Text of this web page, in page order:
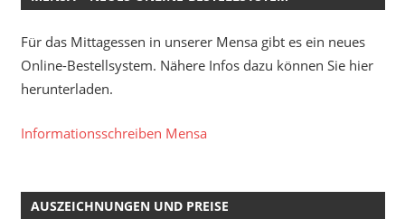
Für das Mittagessen in unserer Mensa gibt es ein neues
Online-Bestellsystem. Nähere Infos dazu können Sie hier
herunterladen.
Informationsschreiben Mensa
AUSZEICHNUNGEN UND PREISE